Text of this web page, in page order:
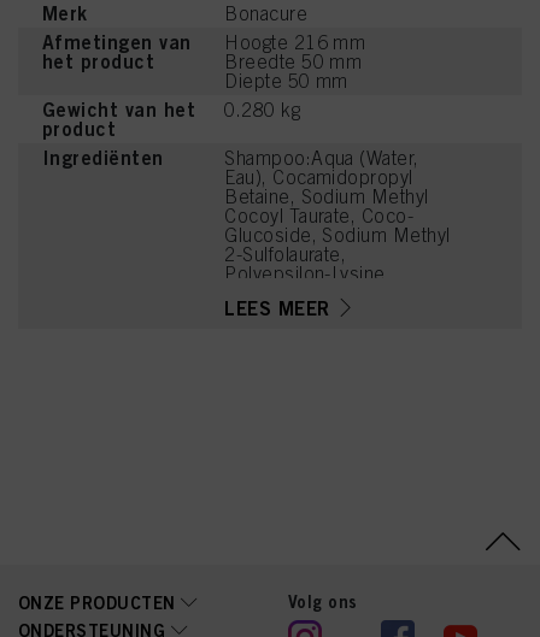
Merk Bonacure
Afmetingen van
het product
Hoogte 216 mm
Breedte 50 mm
Diepte 50 mm
Gewicht van het
product
0.280 kg
Ingrediënten
Shampoo:Aqua (Water,
Eau), Cocamidopropyl
Betaine, Sodium Methyl
Cocoyl Taurate, Coco-
Glucoside, Sodium Methyl
2-Sulfolaurate,
Polyepsilon-Lysine,
Gluconate,
Sulfate, Tetramethyl
Acetyloctahydronaphthale
LEES MEER
ONZE PRODUCTEN
ONDERSTEUNING
Volg ons